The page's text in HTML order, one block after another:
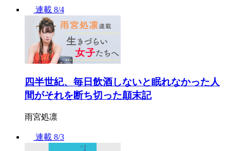
連載 8/4
四半世紀、毎日飲酒しないと眠れなかった人
間がそれを断ち切った顛末記
雨宮処凛
連載 8/3